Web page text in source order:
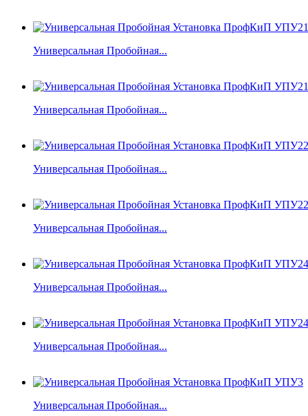
Универсальная Пробойная...
Универсальная Пробойная...
Универсальная Пробойная...
Универсальная Пробойная...
Универсальная Пробойная...
Универсальная Пробойная...
Универсальная Пробойная...